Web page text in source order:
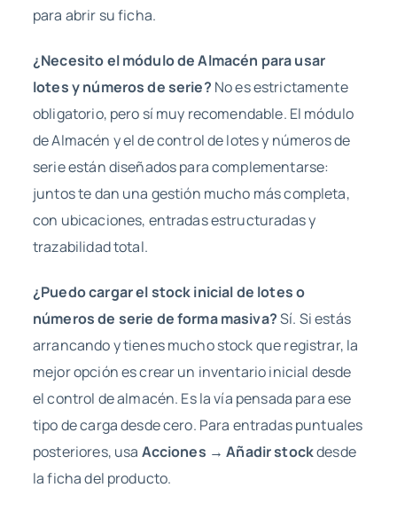
para abrir su ficha.
¿Necesito el módulo de Almacén para usar
lotes y números de serie? No es estrictamente
obligatorio, pero sí muy recomendable. El módulo
de Almacén y el de control de lotes y números de
serie están diseñados para complementarse:
juntos te dan una gestión mucho más completa,
con ubicaciones, entradas estructuradas y
trazabilidad total.
¿Puedo cargar el stock inicial de lotes o
números de serie de forma masiva?Sí. Si estás
arrancando y tienes mucho stock que registrar, la
mejor opción es crear un inventario inicial desde
el control de almacén. Es la vía pensada para ese
tipo de carga desde cero. Para entradas puntuales
posteriores, usa Acciones → Añadir stockdesde
la ficha del producto.